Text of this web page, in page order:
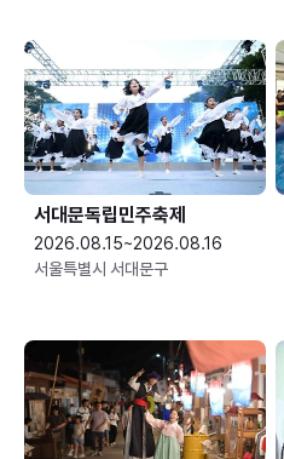
서대문독립민주축제
2026.08.15~2026.08.16
서울특별시 서대문구